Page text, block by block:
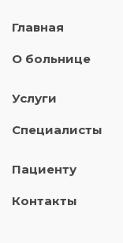
Главная
О больнице
Услуги
Специалисты
Пациенту
Контакты